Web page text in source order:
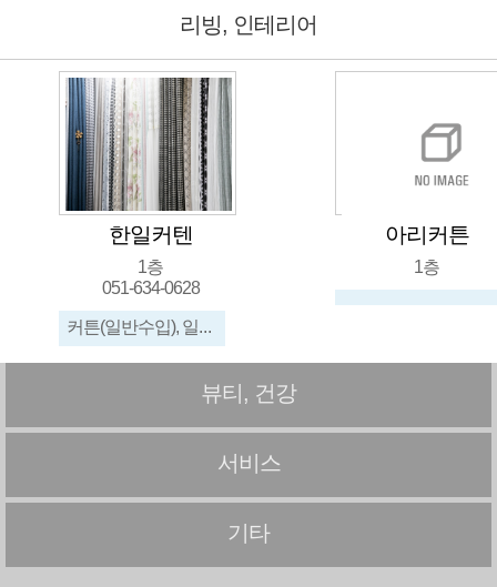
리빙, 인테리어
한일커텐
1층
051-634-0628
커튼(일반수입), 일반원단,수입원단, 침구제작, 사무실콤비브라인드, 콤비브라인드, 우드, 쿠션,의자...
아리커튼
1층
뷰티, 건강
서비스
기타